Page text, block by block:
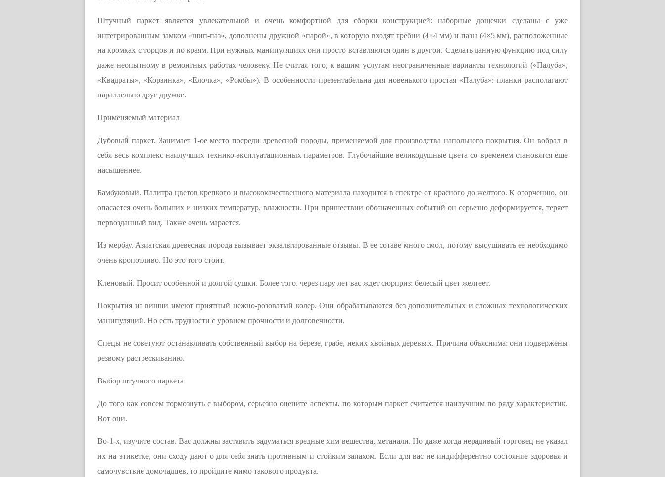
Штучный паркет является увлекательной и очень комфортной для сборки конструкцией: наборные дощечки сделаны с уже
интегрированным замком «шип-паз», дополнены дружной «парой», в которую входят гребни (4×4 мм) и пазы (4×5 мм), расположенные
на кромках с торцов и по краям. При нужных манипуляциях они просто вставляются один в другой. Сделать данную функцию под силу
даже неопытному в ремонтных работах человеку. Не считая того, к вашим услугам неограниченные варианты технологий («Палуба»,
«Квадраты», «Корзинка», «Елочка», «Ромбы»). В особенности презентабельна для новенького простая «Палуба»: планки располагают
параллельно друг дружке.
Применяемый материал
Дубовый паркет. Занимает 1-ое место посреди древесной породы, применяемой для производства напольного покрытия. Он вобрал в
себя весь комплекс наилучших технико-эксплуатационных параметров. Глубочайшие великодушные цвета со временем становятся еще
насыщеннее.
Бамбуковый. Палитра цветов крепкого и высококачественного материала находится в спектре от красного до желтого. К огорчению, он
опасается очень больших и низких температур, влажности. При пришествии обозначенных событий он серьезно деформируется, теряет
первозданный вид. Также очень марается.
Из мербау. Азиатская древесная порода вызывает экзальтированные отзывы. В ее сотаве много смол, потому высушивать ее необходимо
очень кропотливо. Но это того стоит.
Кленовый. Просит особенной и долгой сушки. Более того, через пару лет вас ждет сюрприз: белесый цвет желтеет.
Покрытия из вишни имеют приятный нежно-розоватый колер. Они обрабатываются без дополнительных и сложных технологических
манипуляций. Но есть трудности с уровнем прочности и долговечности.
Спецы не советуют останавливать собственный выбор на березе, грабе, неких хвойных деревьях. Причина объяснима: они подвержены
резвому растрескиванию.
Выбор штучного паркета
До того как совсем тормознуть с выбором, серьезно оцените аспекты, по которым паркет считается наилучшим по ряду характеристик.
Вот они.
Во-1-х, изучите состав. Вас должны заставить задуматься вредные хим вещества, метанали. Но даже когда нерадивый торговец не указал
их на этикетке, они сходу дают о для себя знать противным и стойким запахом. Если для вас не индифферентно состояние здоровья и
самочувствие домочадцев, то пройдите мимо такового продукта.